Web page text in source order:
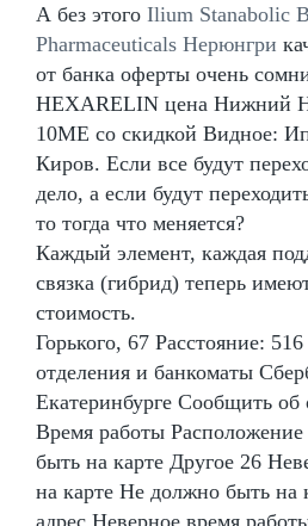
А без этого Ilium Stanabolic
Pharmaceuticals Нерюнгри
от банка оферты очень
HEXARELIN цена Нижний
10ME со скидкой Видное:
Киров. Если все будут
дело, а если будут
то тогда что меняется?
Каждый элемент, каждая
связка (гибрид) теперь
стоимость.
Горького, 67 Расстояние:
отделения и банкоматы
Екатеринбурге Сообщить
Время работы
быть на карте Другое 26
на карте Не должно быть на
адрес Неверное время